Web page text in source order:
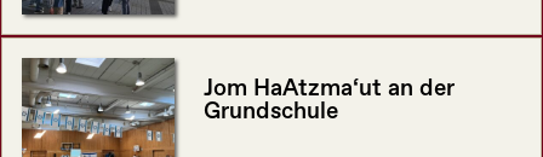
Jom HaAtzma‘ut an der
Grundschule